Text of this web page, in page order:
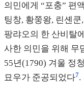
의민에게 “포충” 편
팅창, 황쭝왕, 린셴
팡랴오의 한 산비탈
사한 의민을 위해 무
55년(1790) 겨울 정
묘우가 준공되었다7.